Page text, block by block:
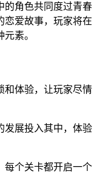
的角色共同度过青春
恋爱故事，玩家将在
素。
和体验，让玩家尽情
发展投入其中，体验
每个关卡都开启一个